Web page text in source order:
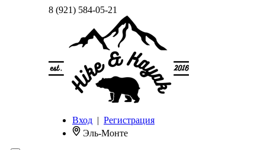
8 (921) 584-05-21
Вход | Регистрация
Эль-Монте